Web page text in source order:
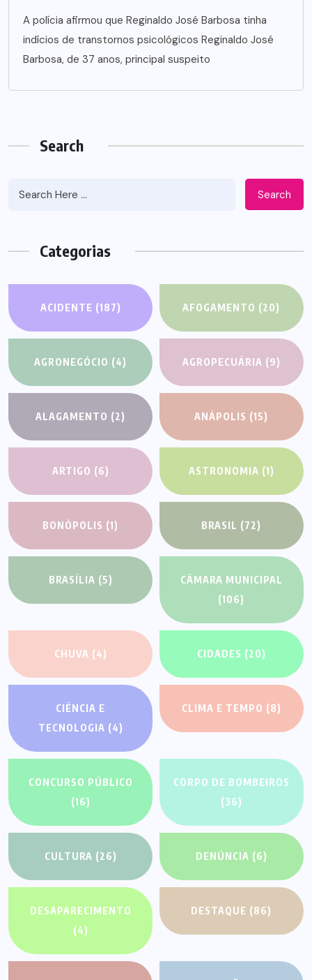
A polícia afirmou que Reginaldo José Barbosa tinha
indícios de transtornos psicológicos Reginaldo José
Barbosa, de 37 anos, principal suspeito
Search
Search
Categorias
ACIDENTE (187) AFOGAMENTO (20)
AGRONEGÓCIO (4) AGROPECUÁRIA (9)
ALAGAMENTO (2) ANÁPOLIS (15)
ARTIGO (6) ASTRONOMIA (1)
BONÓPOLIS (1) BRASIL (72)
BRASÍLIA (5)
CÂMARA MUNICIPAL
(106)
CHUVA (4) CIDADES (20)
CIÊNCIA E
TECNOLOGIA (4)
CLIMA E TEMPO (8)
CONCURSO PÚBLICO
(16)
CORPO DE BOMBEIROS
(36)
CULTURA (26) DENÚNCIA (6)
DESAPARECIMENTO
(4)
DESTAQUE (86)